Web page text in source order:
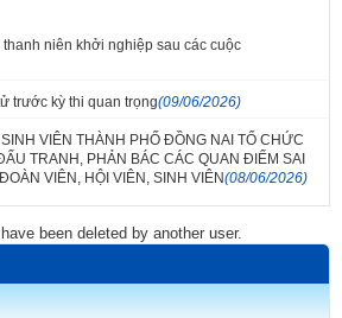
niên khởi nghiệp sau các cuộc
trước kỳ thi quan trọng(09/06/2026)
VIÊN THÀNH PHỐ ĐỒNG NAI TỔ CHỨC
TRANH, PHẢN BÁC CÁC QUAN ĐIỂM SAI
VIÊN, HỘI VIÊN, SINH VIÊN(08/06/2026)
been deleted by another user.